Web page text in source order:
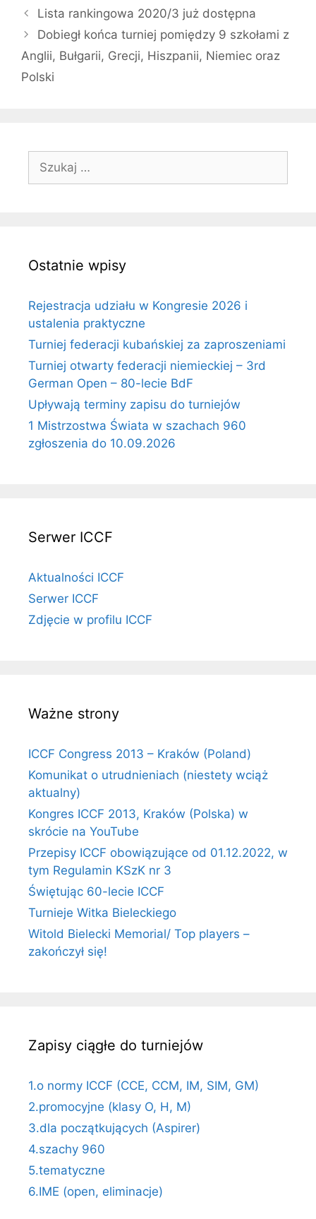
Lista rankingowa 2020/3 już dostępna
Dobiegł końca turniej pomiędzy 9 szkołami z
Anglii, Bułgarii, Grecji, Hiszpanii, Niemiec oraz
Polski
Szukaj:
Ostatnie wpisy
Rejestracja udziału w Kongresie 2026 i
ustalenia praktyczne
Turniej federacji kubańskiej za zaproszeniami
Turniej otwarty federacji niemieckiej – 3rd
German Open – 80-lecie BdF
Upływają terminy zapisu do turniejów
1 Mistrzostwa Świata w szachach 960
zgłoszenia do 10.09.2026
Serwer ICCF
Aktualności ICCF
Serwer ICCF
Zdjęcie w profilu ICCF
Ważne strony
ICCF Congress 2013 – Kraków (Poland)
Komunikat o utrudnieniach (niestety wciąż
aktualny)
Kongres ICCF 2013, Kraków (Polska) w
skrócie na YouTube
Przepisy ICCF obowiązujące od 01.12.2022, w
tym Regulamin KSzK nr 3
Świętując 60-lecie ICCF
Turnieje Witka Bieleckiego
Witold Bielecki Memorial/ Top players –
zakończył się!
Zapisy ciągłe do turniejów
1.o normy ICCF (CCE, CCM, IM, SIM, GM)
2.promocyjne (klasy O, H, M)
3.dla początkujących (Aspirer)
4.szachy 960
5.tematyczne
6.IME (open, eliminacje)